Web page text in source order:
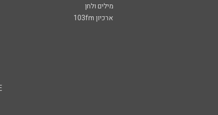
מילים ולחן
ארכיון 103fm